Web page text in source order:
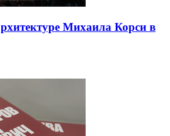
Михаила Корси в